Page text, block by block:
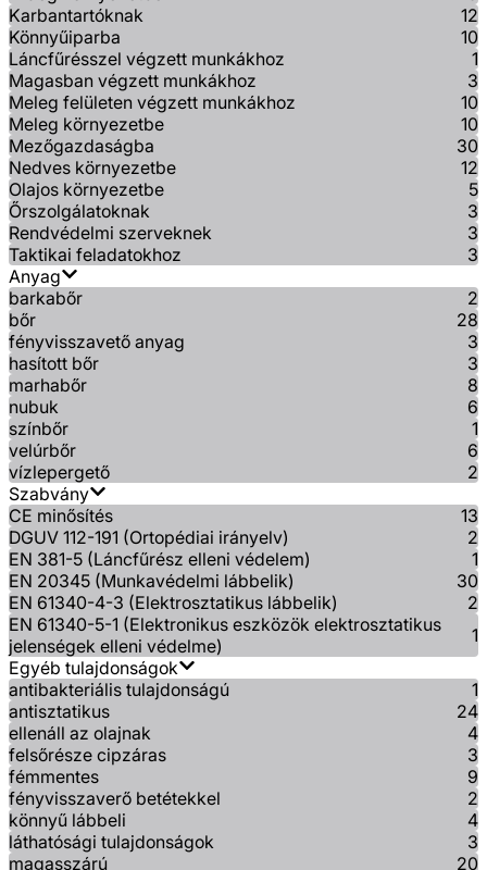
Karbantartóknak
12
Könnyűiparba
10
Láncfűrésszel végzett munkákhoz
1
Magasban végzett munkákhoz
3
Meleg felületen végzett munkákhoz
10
Meleg környezetbe
10
Mezőgazdaságba
30
Nedves környezetbe
12
Olajos környezetbe
5
Őrszolgálatoknak
3
Rendvédelmi szerveknek
3
Taktikai feladatokhoz
3
Anyag
barkabőr
2
bőr
28
fényvisszavető anyag
3
hasított bőr
3
marhabőr
8
nubuk
6
színbőr
1
velúrbőr
6
vízlepergető
2
Szabvány
CE minősítés
13
DGUV 112-191 (Ortopédiai irányelv)
2
EN 381-5 (Láncfűrész elleni védelem)
1
EN 20345 (Munkavédelmi lábbelik)
30
EN 61340-4-3 (Elektrosztatikus lábbelik)
2
EN 61340-5-1 (Elektronikus eszközök elektrosztatikus
jelenségek elleni védelme)
1
Egyéb tulajdonságok
antibakteriális tulajdonságú
1
antisztatikus
24
ellenáll az olajnak
4
felsőrésze cipzáras
3
fémmentes
9
fényvisszaverő betétekkel
2
könnyű lábbeli
4
láthatósági tulajdonságok
3
magasszárú
20